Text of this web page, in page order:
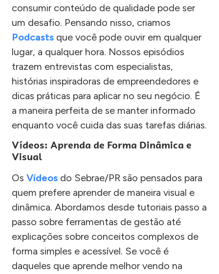
consumir conteúdo de qualidade pode ser
um desafio. Pensando nisso, criamos
Podcasts que você pode ouvir em qualquer
lugar, a qualquer hora. Nossos episódios
trazem entrevistas com especialistas,
histórias inspiradoras de empreendedores e
dicas práticas para aplicar no seu negócio. É
a maneira perfeita de se manter informado
enquanto você cuida das suas tarefas diárias.
Vídeos: Aprenda de Forma Dinâmica e
Visual
Os Vídeos do Sebrae/PR são pensados para
quem prefere aprender de maneira visual e
dinâmica. Abordamos desde tutoriais passo a
passo sobre ferramentas de gestão até
explicações sobre conceitos complexos de
forma simples e acessível. Se você é
daqueles que aprende melhor vendo na